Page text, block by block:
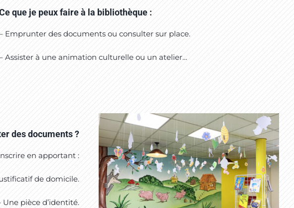
que je peux faire à la bibliothèque :
Emprunter des documents ou consulter sur place.
Assister à une animation culturelle ou un atelier…
des documents ?
en apportant :
de domicile.
Une pièce d’identité.